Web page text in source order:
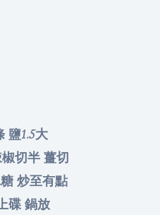
鹽1.5大
切半 薑切
炒至有點
碟 鍋放